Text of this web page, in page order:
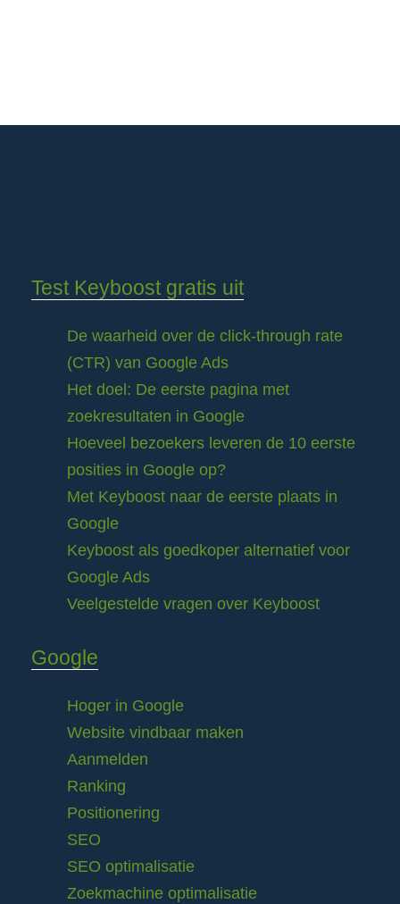
Test Keyboost gratis uit
De waarheid over de click-through rate
(CTR) van Google Ads
Het doel: De eerste pagina met
zoekresultaten in Google
Hoeveel bezoekers leveren de 10 eerste
posities in Google op?
Met Keyboost naar de eerste plaats in
Google
Keyboost als goedkoper alternatief voor
Google Ads
Veelgestelde vragen over Keyboost
Google
Hoger in Google
Website vindbaar maken
Aanmelden
Ranking
Positionering
SEO
SEO optimalisatie
Zoekmachine optimalisatie